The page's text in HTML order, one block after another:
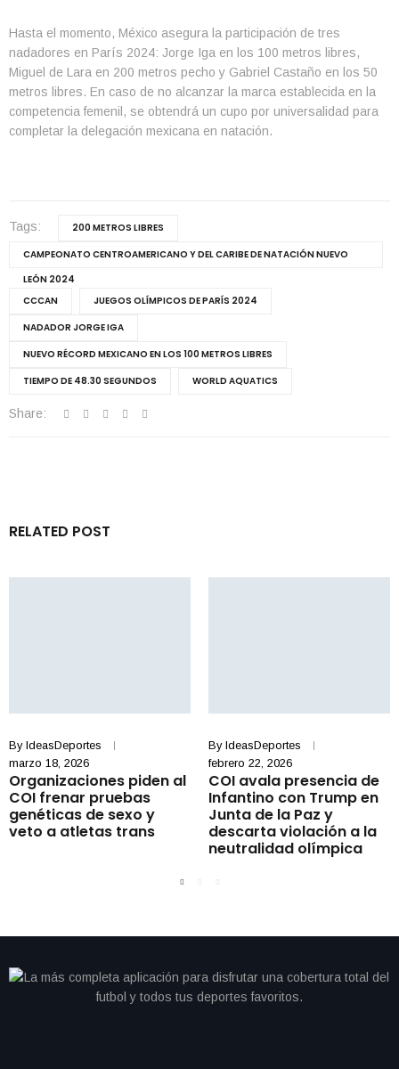
Hasta el momento, México asegura la participación de tres
nadadores en París 2024: Jorge Iga en los 100 metros libres,
Miguel de Lara en 200 metros pecho y Gabriel Castaño en los 50
metros libres. En caso de no alcanzar la marca establecida en la
competencia femenil, se obtendrá un cupo por universalidad para
completar la delegación mexicana en natación.
Tags:
200 METROS LIBRES
CAMPEONATO CENTROAMERICANO Y DEL CARIBE DE NATACIÓN NUEVO
LEÓN 2024
CCCAN
JUEGOS OLÍMPICOS DE PARÍS 2024
NADADOR JORGE IGA
NUEVO RÉCORD MEXICANO EN LOS 100 METROS LIBRES
TIEMPO DE 48.30 SEGUNDOS
WORLD AQUATICS
Share:
RELATED POST
By IdeasDeportes
marzo 18, 2026
Organizaciones piden al
COI frenar pruebas
genéticas de sexo y
veto a atletas trans
By IdeasDeportes
febrero 22, 2026
COI avala presencia de
Infantino con Trump en
Junta de la Paz y
descarta violación a la
neutralidad olímpica